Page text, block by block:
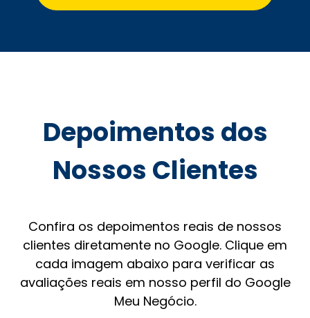
Depoimentos dos
Nossos Clientes
Confira os depoimentos reais de nossos
clientes diretamente no Google. Clique em
cada imagem abaixo para verificar as
avaliações reais em nosso perfil do Google
Meu Negócio.